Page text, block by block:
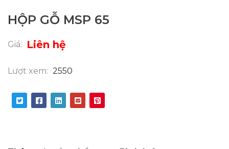
HỘP GỖ MSP 65
Giá: Liên hệ
Lượt xem: 2550